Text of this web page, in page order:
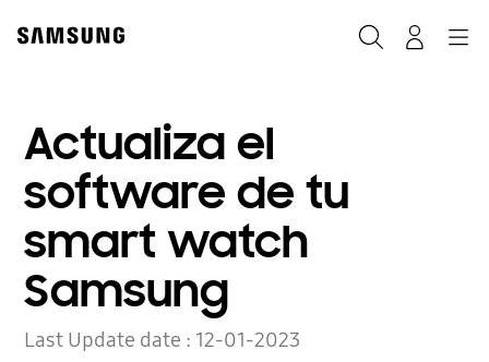
content
Actualiza el
software de tu
smart watch
Samsung
Last Update date : 12-01-2023